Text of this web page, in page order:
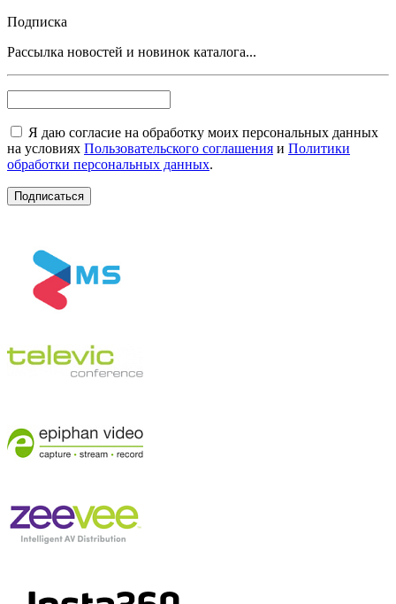
Подписка
Рассылка новостей и новинок каталога...
Я даю согласие на обработку моих персональных данных
на условиях Пользовательского соглашения и Политики
обработки персональных данных.